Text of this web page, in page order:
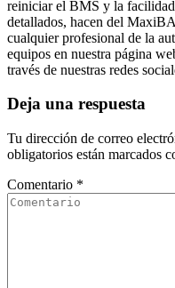
reiniciar el BMS y la
detallados, hacen del
cualquier profesional de la
equipos en nuestra página
través de nuestras redes
Deja una respuesta
Tu dirección de correo
obligatorios están marcados
Comentario *